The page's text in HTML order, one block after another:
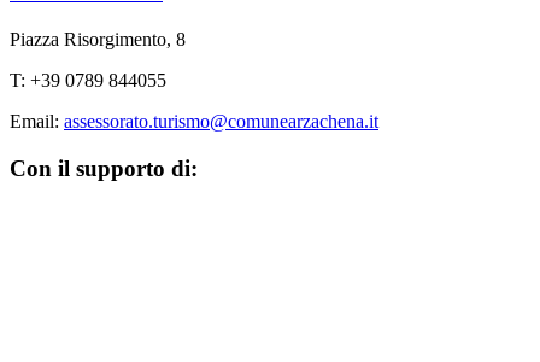
Piazza Risorgimento, 8
T: +39 0789 844055
Email: assessorato.turismo@comunearzachena.it
Con il supporto di: